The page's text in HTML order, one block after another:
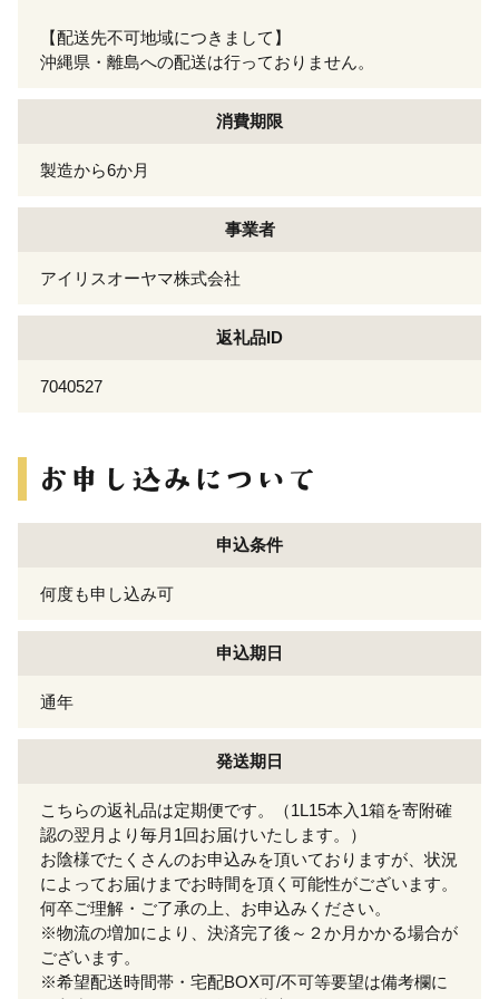
【配送先不可地域につきまして】
沖縄県・離島への配送は行っておりません。
消費期限
製造から6か月
事業者
アイリスオーヤマ株式会社
返礼品ID
7040527
申込条件
何度も申し込み可
申込期日
通年
発送期日
こちらの返礼品は定期便です。（1L15本入1箱を寄附確
認の翌月より毎月1回お届けいたします。）
お陰様でたくさんのお申込みを頂いておりますが、状況
によってお届けまでお時間を頂く可能性がございます。
何卒ご理解・ご了承の上、お申込みください。
※物流の増加により、決済完了後～２か月かかる場合が
ございます。
※希望配送時間帯・宅配BOX可/不可等要望は備考欄に